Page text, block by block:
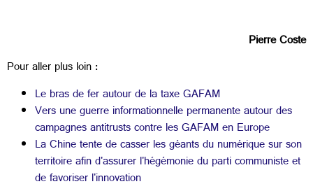
Pierre Coste
Pour aller plus loin :
Le bras de fer autour de la taxe GAFAM
Vers une guerre informationnelle permanente autour des
campagnes antitrusts contre les GAFAM en Europe
La Chine tente de casser les géants du numérique sur son
territoire afin d'assurer l'hégémonie du parti communiste et
de favoriser l'innovation